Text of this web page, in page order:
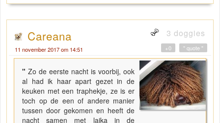
Careana 3 doggies
11 november 2017 om 14:51 " quote "
+0
"Zo de eerste nacht is voorbij, ook
al had ik haar apart gezet in de
keuken met een traphekje, ze is er
toch op de een of andere manier
tussen door gekomen en heeft de
nacht samen met laika in de